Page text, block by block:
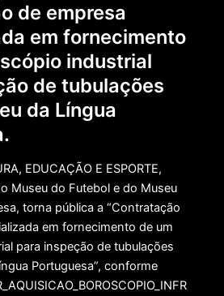
de empresa
em fornecimento
industrial
de tubulações
da Língua
EDUCAÇÃO E ESPORTE,
Museu do Futebol e do Museu
torna pública a “Contratação
em fornecimento de um
para inspeção de tubulações
Portuguesa”, conforme